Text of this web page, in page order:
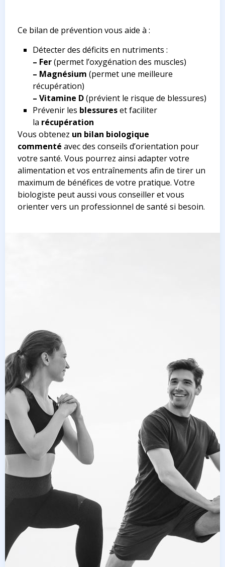
Ce bilan de prévention vous aide à :
Détecter des déficits en nutriments :
– Fer(permet l’oxygénation des muscles)
– Magnésium (permet une meilleure
récupération)
– Vitamine D(prévient le risque de blessures)
Prévenir les blessureset faciliter
la récupération
Vous obtenez un bilan biologique
commenté avec des conseils d’orientation pour
votre santé. Vous pourrez ainsi adapter votre
alimentation et vos entraînements afin de tirer un
maximum de bénéfices de votre pratique. Votre
biologiste peut aussi vous conseiller et vous
orienter vers un professionnel de santé si besoin.